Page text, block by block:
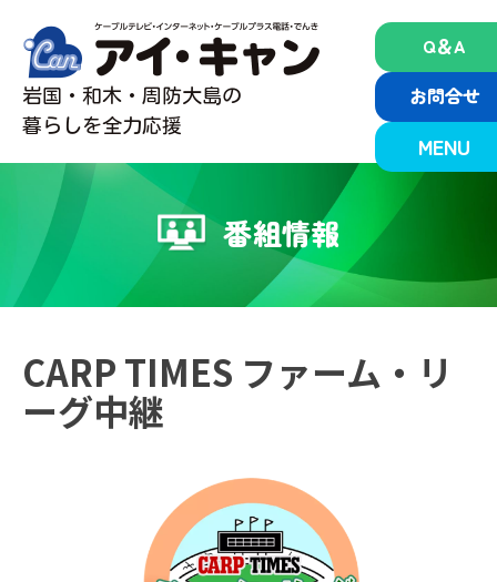
content
岩国・和木・周防大島の
暮らしを全力応援
Q＆A
お問合せ
MENU
番組情報
CARP TIMES ファーム・リ
ーグ中継